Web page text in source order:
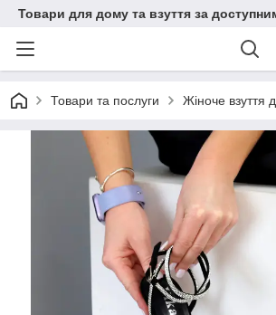
Товари для дому та взуття за
Товари та послуги Жіноче взуття